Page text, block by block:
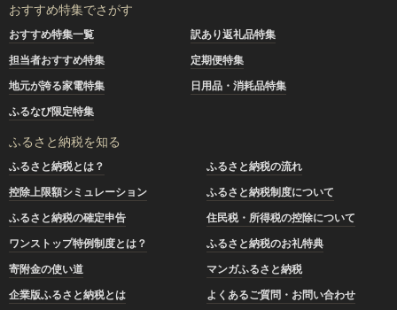
おすすめ特集でさがす
おすすめ特集一覧
訳あり返礼品特集
担当者おすすめ特集
定期便特集
地元が誇る家電特集
日用品・消耗品特集
ふるなび限定特集
ふるさと納税を知る
ふるさと納税とは？
ふるさと納税の流れ
控除上限額シミュレーション
ふるさと納税制度について
ふるさと納税の確定申告
住民税・所得税の控除について
ワンストップ特例制度とは？
ふるさと納税のお礼特典
寄附金の使い道
マンガふるさと納税
企業版ふるさと納税とは
よくあるご質問・お問い合わせ